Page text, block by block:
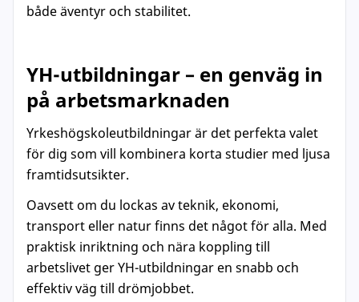
både äventyr och stabilitet.
YH-utbildningar – en genväg in
på arbetsmarknaden
Yrkeshögskoleutbildningar är det perfekta valet
för dig som vill kombinera korta studier med ljusa
framtidsutsikter.
Oavsett om du lockas av teknik, ekonomi,
transport eller natur finns det något för alla. Med
praktisk inriktning och nära koppling till
arbetslivet ger YH-utbildningar en snabb och
effektiv väg till drömjobbet.